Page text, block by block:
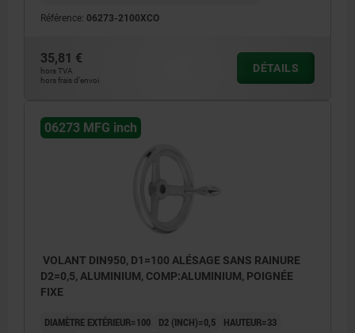
Référence: 06273-2100XCO
35,81 €
hors TVA
hors frais d’envoi
DÉTAILS
06273 MFG inch
VOLANT DIN950, D1=100 ALÉSAGE SANS RAINURE
D2=0,5, ALUMINIUM, COMP:ALUMINIUM, POIGNÉE
FIXE
DIAMÈTRE EXTÉRIEUR=100 D2 (INCH)=0,5
HAUTEUR=33